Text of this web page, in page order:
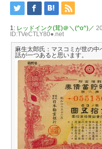
1: レッドインク(茸)＠＼(^o^)／
ID:TVeCTLY80●.net
麻生太郎氏：マスコミが世の
話が一つあると思います。